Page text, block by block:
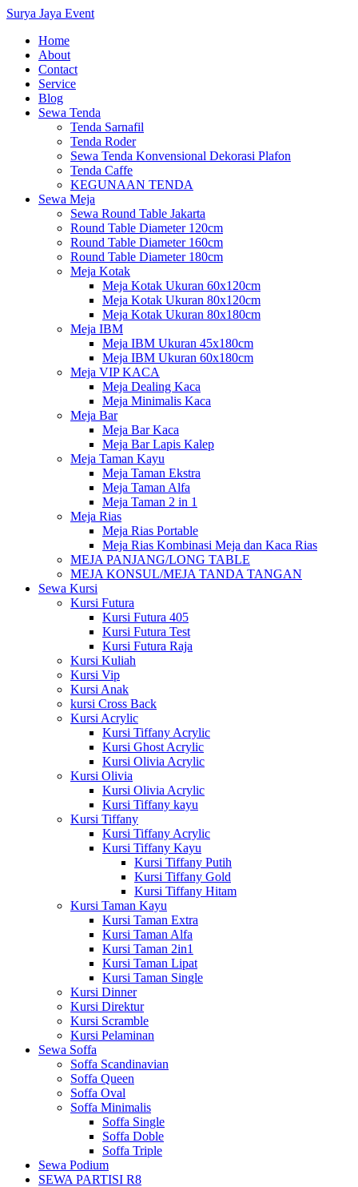
Surya Jaya Event
Home
About
Contact
Service
Blog
Sewa Tenda
Tenda Sarnafil
Tenda Roder
Sewa Tenda Konvensional Dekorasi Plafon
Tenda Caffe
KEGUNAAN TENDA
Sewa Meja
Sewa Round Table Jakarta
Round Table Diameter 120cm
Round Table Diameter 160cm
Round Table Diameter 180cm
Meja Kotak
Meja Kotak Ukuran 60x120cm
Meja Kotak Ukuran 80x120cm
Meja Kotak Ukuran 80x180cm
Meja IBM
Meja IBM Ukuran 45x180cm
Meja IBM Ukuran 60x180cm
Meja VIP KACA
Meja Dealing Kaca
Meja Minimalis Kaca
Meja Bar
Meja Bar Kaca
Meja Bar Lapis Kalep
Meja Taman Kayu
Meja Taman Ekstra
Meja Taman Alfa
Meja Taman 2 in 1
Meja Rias
Meja Rias Portable
Meja Rias Kombinasi Meja dan Kaca Rias
MEJA PANJANG/LONG TABLE
MEJA KONSUL/MEJA TANDA TANGAN
Sewa Kursi
Kursi Futura
Kursi Futura 405
Kursi Futura Test
Kursi Futura Raja
Kursi Kuliah
Kursi Vip
Kursi Anak
kursi Cross Back
Kursi Acrylic
Kursi Tiffany Acrylic
Kursi Ghost Acrylic
Kursi Olivia Acrylic
Kursi Olivia
Kursi Olivia Acrylic
Kursi Tiffany kayu
Kursi Tiffany
Kursi Tiffany Acrylic
Kursi Tiffany Kayu
Kursi Tiffany Putih
Kursi Tiffany Gold
Kursi Tiffany Hitam
Kursi Taman Kayu
Kursi Taman Extra
Kursi Taman Alfa
Kursi Taman 2in1
Kursi Taman Lipat
Kursi Taman Single
Kursi Dinner
Kursi Direktur
Kursi Scramble
Kursi Pelaminan
Sewa Soffa
Soffa Scandinavian
Soffa Queen
Soffa Oval
Soffa Minimalis
Soffa Single
Soffa Doble
Soffa Triple
Sewa Podium
SEWA PARTISI R8